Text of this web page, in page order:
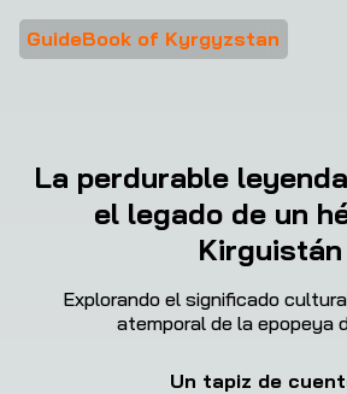
GuideBook of Kyrgyzstan
La perdurable
el legado de un
Kirguistán
Explorando el significado
atemporal de la epopeya
Un tapiz de